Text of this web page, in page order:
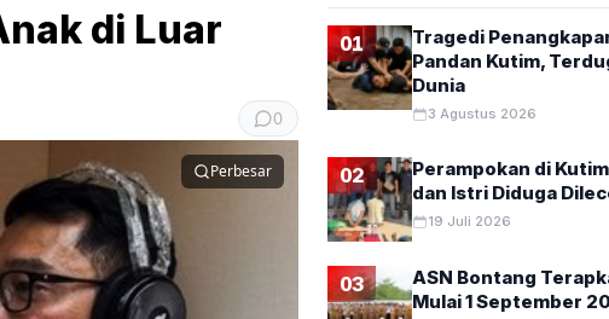
di Luar
0
Perbesar
01
Tragedi
Pandan Kutim,
Dunia
3 Agustus 2026
02
Perampokan di
dan Istri Diduga
19 Juli 2026
03
ASN Bontang
Mulai 1 September